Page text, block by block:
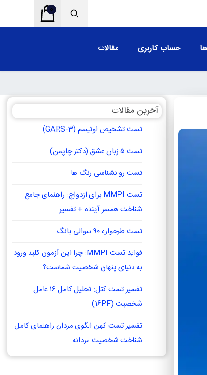
0
حساب کاربری مقالات
آخرین مقالات
تست تشخیص اوتیسم (GARS-3)
تست ۵ زبان عشق (دکتر چاپمن)
تست روانشناسی رنگ ها
تست MMPI برای ازدواج: راهنمای جامع
شناخت همسر آینده + تفسیر
تست طرحواره ۹۰ سوالی یانگ
فواید تست MMPI: چرا این آزمون کلید ورود
به دنیای پنهان شخصیت شماست؟
تفسیر تست کتل: تحلیل کامل ۱۶ عامل
شخصیت (16PF)
تفسیر تست کهن الگوی مردان راهنمای کامل
شناخت شخصیت مردانه